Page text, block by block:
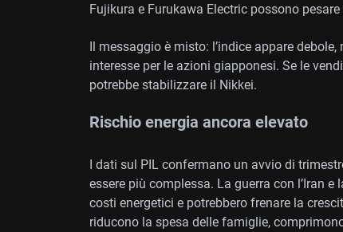
Fujikura e Furukawa Electric possono
Il messaggio è misto: l’indice appare
interesse per le azioni giapponesi. Se le
potrebbe stabilizzare il Nikkei.
Rischio energia ancora elevato
I dati sul PIL confermano un avvio di
essere più complessa. La guerra con l’Iran
costi energetici e potrebbero frenare la
riducono la spesa delle famiglie,